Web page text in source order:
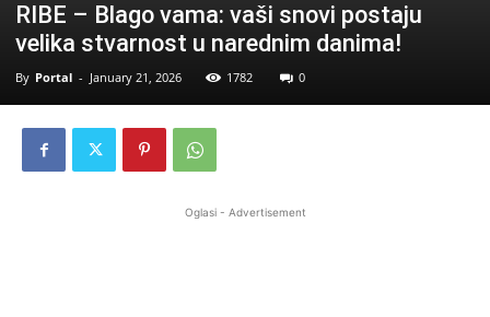
RIBE – Blago vama: vaši snovi postaju
velika stvarnost u narednim danima!
By Portal - January 21, 2026 1782 0
Oglasi - Advertisement